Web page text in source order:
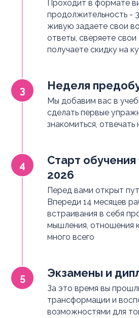
Проходит в формате
продолжительность -
живую задаете свои
ответы, сверяете
получаете скидку на
Неделя
Мы добавим вас в
сделать первые
знакомиться,
Старт обучения
2026
Перед вами открыт
Впереди 14 месяцев
встраивания в себя
мышления, отношения
много всего
Экзамены и
За это время вы
трансформации и
возможностями для